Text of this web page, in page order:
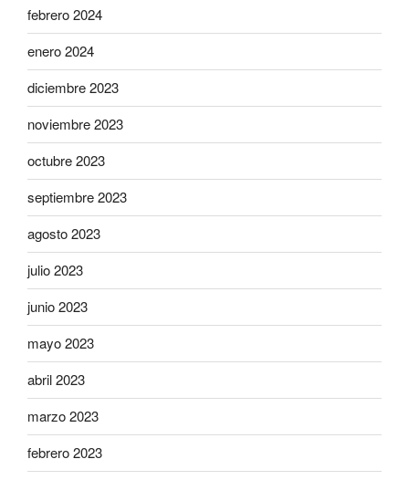
febrero 2024
enero 2024
diciembre 2023
noviembre 2023
octubre 2023
septiembre 2023
agosto 2023
julio 2023
junio 2023
mayo 2023
abril 2023
marzo 2023
febrero 2023